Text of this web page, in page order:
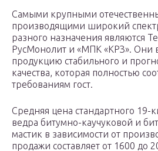
Самыми крупными
производящими широкий
разного назначения являются
РусМонолит и «МПК «КРЗ». Они
продукцию стабильного и
качества, которая полностью
требованиям гост.
Средняя цена стандартного 19-
ведра битумно-каучуковой и
мастик в зависимости от
продажи составляет от 1600 до